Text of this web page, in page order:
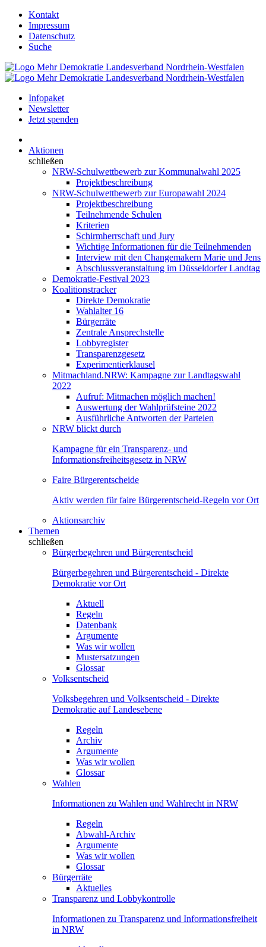
Kontakt
Impressum
Datenschutz
Suche
Infopaket
Newsletter
Jetzt spenden
Aktionen
schließen
NRW-Schulwettbewerb zur Kommunalwahl 2025
Projektbeschreibung
NRW-Schulwettbewerb zur Europawahl 2024
Projektbeschreibung
Teilnehmende Schulen
Kriterien
Schirmherrschaft und Jury
Wichtige Informationen für die Teilnehmenden
Interview mit den Changemakern Marie und Jens
Abschlussveranstaltung im Düsseldorfer Landtag
Demokratie-Festival 2023
Koalitionstracker
Direkte Demokratie
Wahlalter 16
Bürgerräte
Zentrale Ansprechstelle
Lobbyregister
Transparenzgesetz
Experimentierklausel
Mitmachland.NRW: Kampagne zur Landtagswahl
2022
Aufruf: Mitmachen möglich machen!
Auswertung der Wahlprüfsteine 2022
Ausführliche Antworten der Parteien
NRW blickt durch
Kampagne für ein Transparenz- und
Informationsfreiheitsgesetz in NRW
Faire Bürgerentscheide
Aktiv werden für faire Bürgerentscheid-Regeln vor Ort
Aktionsarchiv
Themen
schließen
Bürgerbegehren und Bürgerentscheid
Bürgerbegehren und Bürgerentscheid - Direkte
Demokratie vor Ort
Aktuell
Regeln
Datenbank
Argumente
Was wir wollen
Mustersatzungen
Glossar
Volksentscheid
Volksbegehren und Volksentscheid - Direkte
Demokratie auf Landesebene
Regeln
Archiv
Argumente
Was wir wollen
Glossar
Wahlen
Informationen zu Wahlen und Wahlrecht in NRW
Regeln
Abwahl-Archiv
Argumente
Was wir wollen
Glossar
Bürgerräte
Aktuelles
Transparenz und Lobbykontrolle
Informationen zu Transparenz und Informationsfreiheit
in NRW